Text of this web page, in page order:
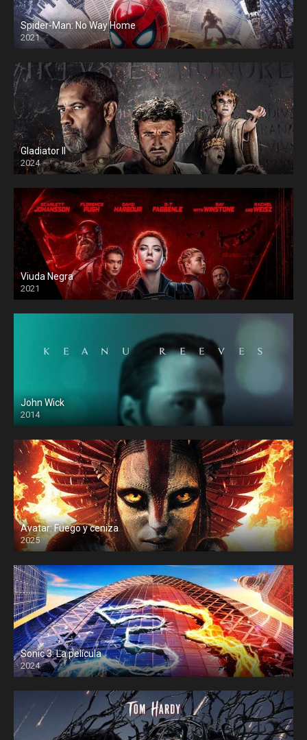
Spider-Man: No Way Home
2021
Gladiator II
2024
Viuda Negra
2021
John Wick
2014
Avatar: Fuego y ceniza
2025
Sonic 3: La película
2024